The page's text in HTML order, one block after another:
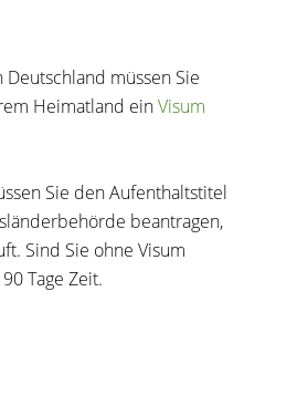
müssen Sie
Heimatland einVisum
Sie den Aufenthaltstitel
beantragen,
Sind Sie ohne Visum
Tage Zeit.